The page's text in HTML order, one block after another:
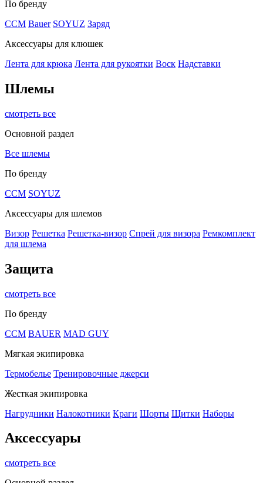
По бренду
CCM Bauer SOYUZ Заряд
Аксессуары для клюшек
Лента для крюка Лента для рукоятки Воск Надставки
Шлемы
смотреть все
Основной раздел
Все шлемы
По бренду
CCM SOYUZ
Аксессуары для шлемов
Визор Решетка Решетка-визор Спрей для визора Ремкомплект
для шлема
Защита
смотреть все
По бренду
CCM BAUER MAD GUY
Мягкая экипировка
Термобелье Тренировочные джерси
Жесткая экипировка
Нагрудники Налокотники Краги Шорты Щитки Наборы
Аксессуары
смотреть все